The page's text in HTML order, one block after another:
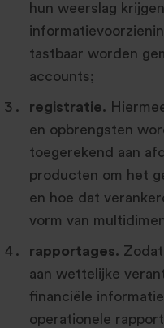
hun weerslag
tastbaar worden
accounts;
registratie.
en opbrengsten
toegerekend aan
producten om het
en hoe dat
vorm van
rapportages.
aan wettelijke
financiële
operationele